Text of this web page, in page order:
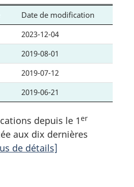
Date de modification
2023-12-04
2019-08-01
2019-07-12
2019-06-21
depuis le 1er
aux dix dernières
de détails]